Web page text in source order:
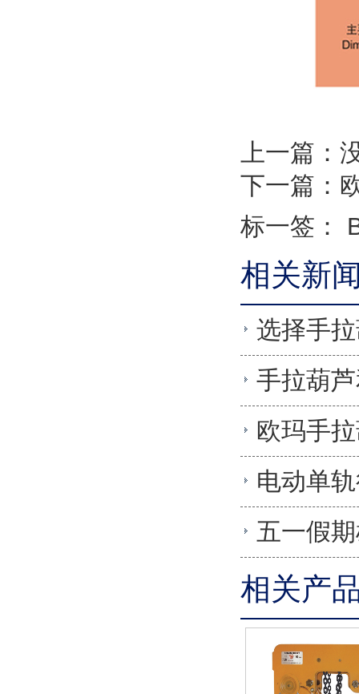
上一篇：
下一篇：
标一签：
相关新
选择手
手拉葫
欧玛手
电动单
五一假
相关产